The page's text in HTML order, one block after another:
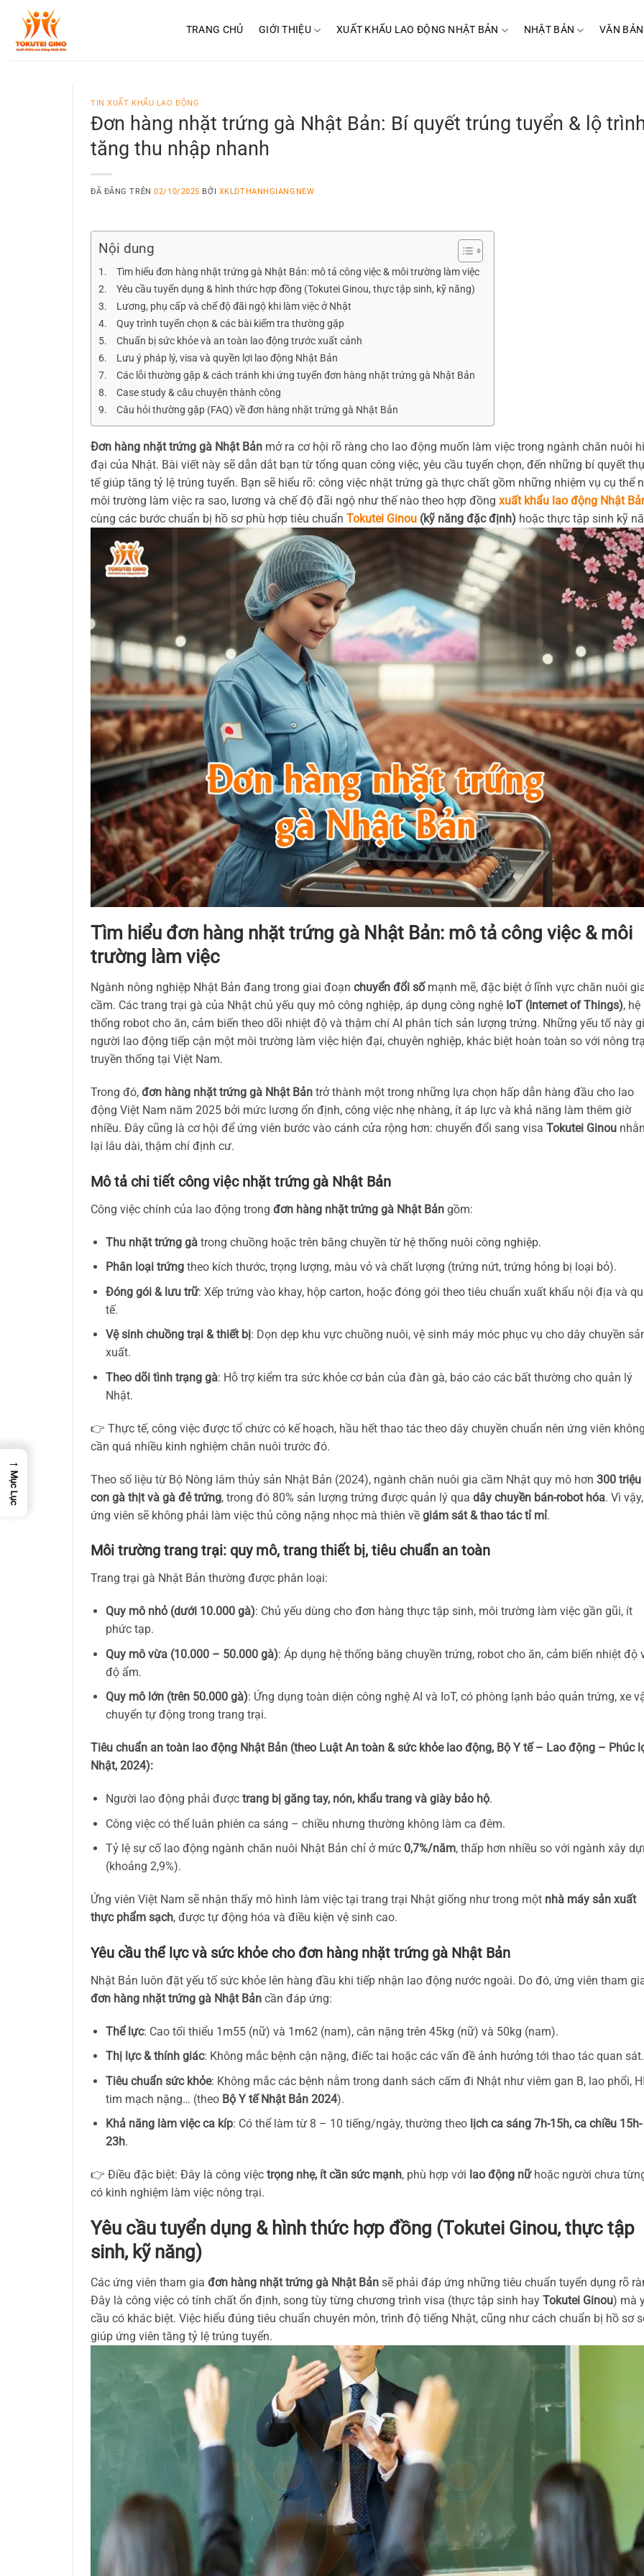
Chuyển
TRANG CHỦ GIỚI THIỆU XUẤT KHẨU LAO ĐỘNG NHẬT BẢN NHẬT BẢN VĂN BẢN
TIN XUẤT KHẨU LAO ĐỘNG
Đơn hàng nhặt trứng gà Nhật Bản: Bí quyết trúng tuyển & lộ trình
tăng thu nhập nhanh
ĐÃ ĐĂNG TRÊN02/10/2025 BỞI XKLDTHANHGIANGNEW
Nội dung
Tìm hiểu đơn hàng nhặt trứng gà Nhật Bản: mô tả công việc & môi trường làm việc
Yêu cầu tuyển dụng & hình thức hợp đồng (Tokutei Ginou, thực tập sinh, kỹ năng)
Lương, phụ cấp và chế độ đãi ngộ khi làm việc ở Nhật
Quy trình tuyển chọn & các bài kiểm tra thường gặp
Chuẩn bị sức khỏe và an toàn lao động trước xuất cảnh
Lưu ý pháp lý, visa và quyền lợi lao động Nhật Bản
Các lỗi thường gặp & cách tránh khi ứng tuyển đơn hàng nhặt trứng gà Nhật Bản
Case study & câu chuyện thành công
Câu hỏi thường gặp (FAQ) về đơn hàng nhặt trứng gà Nhật Bản
Đơn hàng nhặt trứng gà Nhật Bản mở ra cơ hội rõ ràng cho lao động muốn làm việc trong ngành chăn nuôi
đại của Nhật. Bài viết này sẽ dẫn dắt bạn từ tổng quan công việc, yêu cầu tuyển chọn, đến những bí quyết
tế giúp tăng tỷ lệ trúng tuyển. Bạn sẽ hiểu rõ: công việc nhặt trứng gà thực chất gồm những nhiệm vụ cụ thể
môi trường làm việc ra sao, lương và chế độ đãi ngộ như thế nào theo hợp đồng xuất khẩu lao động Nhật
cùng các bước chuẩn bị hồ sơ phù hợp tiêu chuẩn Tokutei Ginou (kỹ năng đặc định) hoặc thực tập sinh kỹ
Tìm hiểu đơn hàng nhặt trứng gà Nhật Bản: mô tả công việc & môi
trường làm việc
Ngành nông nghiệp Nhật Bản đang trong giai đoạn chuyển đổi số mạnh mẽ, đặc biệt ở lĩnh vực chăn nuôi
cầm. Các trang trại gà của Nhật chủ yếu quy mô công nghiệp, áp dụng công nghệ IoT (Internet of Things), hệ
thống robot cho ăn, cảm biến theo dõi nhiệt độ và thậm chí AI phân tích sản lượng trứng. Những yếu tố này
người lao động tiếp cận một môi trường làm việc hiện đại, chuyên nghiệp, khác biệt hoàn toàn so với nông
truyền thống tại Việt Nam.
Trong đó, đơn hàng nhặt trứng gà Nhật Bản trở thành một trong những lựa chọn hấp dẫn hàng đầu cho lao
động Việt Nam năm 2025 bởi mức lương ổn định, công việc nhẹ nhàng, ít áp lực và khả năng làm thêm giờ
nhiều. Đây cũng là cơ hội để ứng viên bước vào cánh cửa rộng hơn: chuyển đổi sang visa Tokutei Ginou
lại lâu dài, thậm chí định cư.
Mô tả chi tiết công việc nhặt trứng gà Nhật Bản
Công việc chính của lao động trong đơn hàng nhặt trứng gà Nhật Bản gồm:
Thu nhặt trứng gàtrong chuồng hoặc trên băng chuyền từ hệ thống nuôi công nghiệp.
Phân loại trứngtheo kích thước, trọng lượng, màu vỏ và chất lượng (trứng nứt, trứng hỏng bị loại bỏ).
Đóng gói & lưu trữ: Xếp trứng vào khay, hộp carton, hoặc đóng gói theo tiêu chuẩn xuất khẩu nội địa và
tế.
Vệ sinh chuồng trại & thiết bị: Dọn dẹp khu vực chuồng nuôi, vệ sinh máy móc phục vụ cho dây chuyền
xuất.
Theo dõi tình trạng gà: Hỗ trợ kiểm tra sức khỏe cơ bản của đàn gà, báo cáo các bất thường cho quản lý
Nhật.
👉 Thực tế, công việc được tổ chức có kế hoạch, hầu hết thao tác theo dây chuyền chuẩn nên ứng viên không
cần quá nhiều kinh nghiệm chăn nuôi trước đó.
Theo số liệu từ Bộ Nông lâm thủy sản Nhật Bản (2024), ngành chăn nuôi gia cầm Nhật quy mô hơn 300 triệu
con gà thịt và gà đẻ trứng, trong đó 80% sản lượng trứng được quản lý qua dây chuyền bán-robot hóa. Vì vậy,
ứng viên sẽ không phải làm việc thủ công nặng nhọc mà thiên về giám sát & thao tác tỉ mỉ.
Môi trường trang trại: quy mô, trang thiết bị, tiêu chuẩn an toàn
Trang trại gà Nhật Bản thường được phân loại:
Quy mô nhỏ (dưới 10.000 gà): Chủ yếu dùng cho đơn hàng thực tập sinh, môi trường làm việc gần gũi, ít
phức tạp.
Quy mô vừa (10.000 – 50.000 gà): Áp dụng hệ thống băng chuyền trứng, robot cho ăn, cảm biến nhiệt độ
độ ẩm.
Quy mô lớn (trên 50.000 gà): Ứng dụng toàn diện công nghệ AI và IoT, có phòng lạnh bảo quản trứng, xe
chuyển tự động trong trang trại.
Tiêu chuẩn an toàn lao động Nhật Bản (theo Luật An toàn & sức khỏe lao động, Bộ Y tế – Lao động – Phúc
Nhật, 2024):
Người lao động phải được trang bị găng tay, nón, khẩu trang và giày bảo hộ.
Công việc có thể luân phiên ca sáng – chiều nhưng thường không làm ca đêm.
Tỷ lệ sự cố lao động ngành chăn nuôi Nhật Bản chỉ ở mức 0,7%/năm, thấp hơn nhiều so với ngành xây
(khoảng 2,9%).
Ứng viên Việt Nam sẽ nhận thấy mô hình làm việc tại trang trại Nhật giống như trong một nhà máy sản xuất
thực phẩm sạch, được tự động hóa và điều kiện vệ sinh cao.
Yêu cầu thể lực và sức khỏe cho đơn hàng nhặt trứng gà Nhật Bản
Nhật Bản luôn đặt yếu tố sức khỏe lên hàng đầu khi tiếp nhận lao động nước ngoài. Do đó, ứng viên tham
đơn hàng nhặt trứng gà Nhật Bản cần đáp ứng:
Thể lực: Cao tối thiểu 1m55 (nữ) và 1m62 (nam), cân nặng trên 45kg (nữ) và 50kg (nam).
Thị lực & thính giác: Không mắc bệnh cận nặng, điếc tai hoặc các vấn đề ảnh hưởng tới thao tác quan sát.
Tiêu chuẩn sức khỏe: Không mắc các bệnh nằm trong danh sách cấm đi Nhật như viêm gan B, lao phổi,
tim mạch nặng… (theo Bộ Y tế Nhật Bản 2024).
Khả năng làm việc ca kíp: Có thể làm từ 8 – 10 tiếng/ngày, thường theo lịch ca sáng 7h-15h, ca chiều 15h-
23h.
👉 Điều đặc biệt: Đây là công việc trọng nhẹ, ít cần sức mạnh, phù hợp với lao động nữhoặc người chưa
có kinh nghiệm làm việc nông trại.
Yêu cầu tuyển dụng & hình thức hợp đồng (Tokutei Ginou, thực tập
sinh, kỹ năng)
Các ứng viên tham gia đơn hàng nhặt trứng gà Nhật Bản sẽ phải đáp ứng những tiêu chuẩn tuyển dụng rõ
Đây là công việc có tính chất ổn định, song tùy từng chương trình visa (thực tập sinh hay Tokutei Ginou) mà
cầu có khác biệt. Việc hiểu đúng tiêu chuẩn chuyên môn, trình độ tiếng Nhật, cũng như cách chuẩn bị hồ sơ
giúp ứng viên tăng tỷ lệ trúng tuyển.
→
Mục Lục